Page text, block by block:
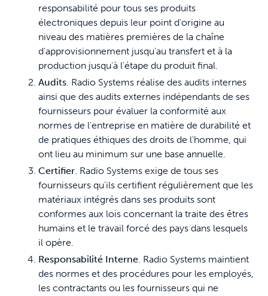
responsabilité pour tous ses produits
électroniques depuis leur point d'origine au
niveau des matières premières de la chaîne
d'approvisionnement jusqu'au transfert et à la
production jusqu'à l'étape du produit final.
Audits. Radio Systems réalise des audits internes
ainsi que des audits externes indépendants de ses
fournisseurs pour évaluer la conformité aux
normes de l'entreprise en matière de durabilité et
de pratiques éthiques des droits de l'homme, qui
ont lieu au minimum sur une base annuelle.
Certifier. Radio Systems exige de tous ses
fournisseurs qu'ils certifient régulièrement que les
matériaux intégrés dans ses produits sont
conformes aux lois concernant la traite des êtres
humains et le travail forcé des pays dans lesquels
il opère.
Responsabilité Interne. Radio Systems maintient
des normes et des procédures pour les employés,
les contractants ou les fournisseurs qui ne